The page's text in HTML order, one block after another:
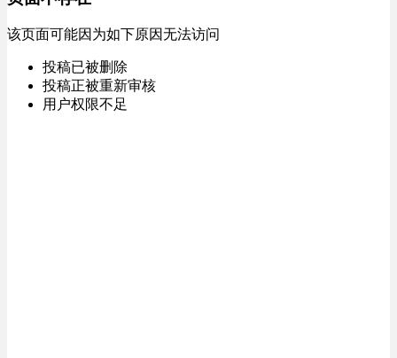
该页面可能因为如下原因无法访问
投稿已被删除
投稿正被重新审核
用户权限不足